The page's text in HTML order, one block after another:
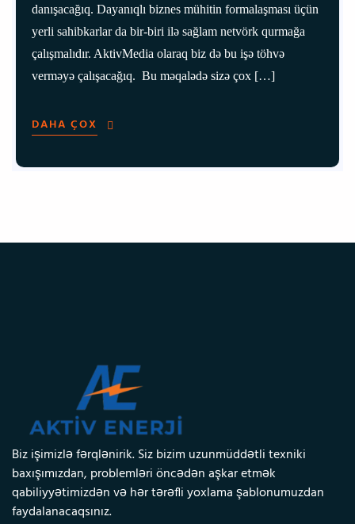
danışacağıq. Dayanıqlı biznes mühitin formalaşması üçün
yerli sahibkarlar da bir-biri ilə sağlam netvörk qurmağa
çalışmalıdır. AktivMedia olaraq biz də bu işə töhvə
verməyə çalışacağıq. Bu məqalədə sizə çox […]
DAHA ÇOX
Biz işimizlə fərqlənirik. Siz bizim uzunmüddətli texniki
baxışımızdan, problemləri öncədən aşkar etmək
qabiliyyətimizdən və hər tərəfli yoxlama şablonumuzdan
faydalanacaqsınız.